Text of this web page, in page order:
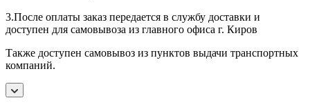
3.После оплаты заказ передается в службу доставки и
доступен для самовывоза из главного офиса г. Киров
Также доступен самовывоз из пунктов выдачи транспортных
компаний.